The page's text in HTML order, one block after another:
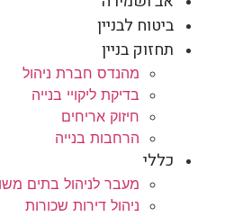
ביטוח לבניין
תחזוק בניין
מהנדס חברת ניהול
בדיקת ליקויי בנייה
חיזוק אריחים
הרחבות בנייה
כללי
מעבר לניהול בתים
ניהול דירות שכורות